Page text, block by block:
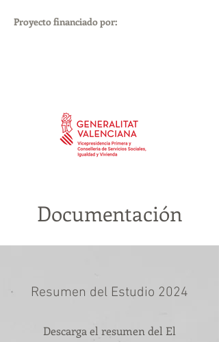
Proyecto financiado por:
Documentación
Resumen del Estudio 2024
Descarga el resumen del El